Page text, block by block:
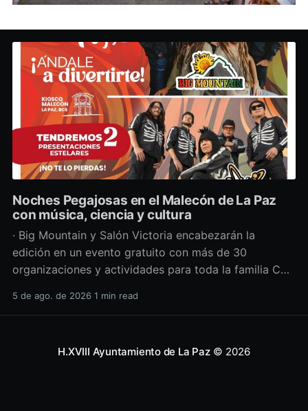
Noches Pegajosas en el Malecón de La Paz
con música, ciencia y cultura
· Big Mountain y Salón Victoria encabezarán la
edición en un evento gratuito con más de 30
organizaciones y actividades para toda la familia Con
divulgación científica y actividades culturales
5 de ago. de 2026 1 min read
H.XVIII Ayuntamiento de La Paz© 2026